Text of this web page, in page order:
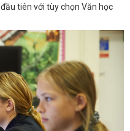
tiên với tùy chọn Văn học